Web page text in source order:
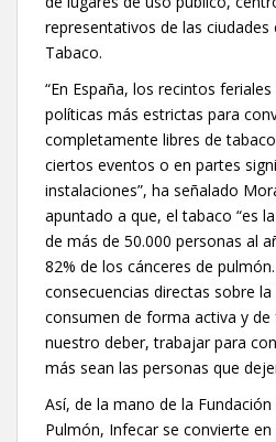
representativos de las ciudades
Tabaco.
“En España, los recintos
políticas más estrictas para
completamente libres de
ciertos eventos o en partes
instalaciones”, ha señalado
apuntado a que, el tabaco “es
de más de 50.000 personas al
82% de los cánceres de
consecuencias directas sobre
consumen de forma activa y de
nuestro deber, trabajar para
más sean las personas que
Así, de la mano de la Fundación
Pulmón, Infecar se convierte